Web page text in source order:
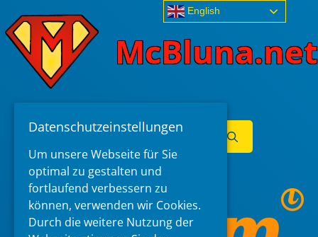
to
content
McBluna.net
Search
Menu
English
Datenschutzeinstellungen
Um unsere Webseite für Sie
optimal zu gestalten und
fortlaufend verbessern zu
können, verwenden wir Cookies.
Durch die weitere Nutzung der